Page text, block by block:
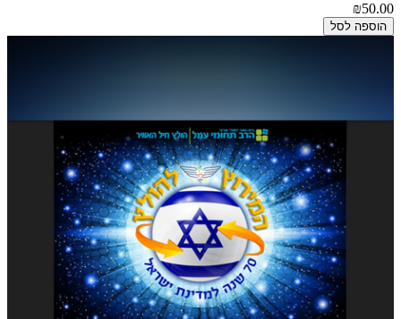
₪50.00
הוספה לסל